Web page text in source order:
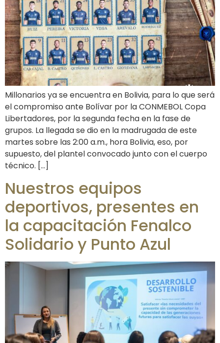
Millonarios ya se encuentra en Bolivia, para lo que será
el compromiso ante Bolívar por la CONMEBOL Copa
Libertadores, por la segunda fecha en la fase de
grupos. La llegada se dio en la madrugada de este
martes sobre las 2:00 a.m., hora Bolivia, eso, por
supuesto, del plantel convocado junto con el cuerpo
técnico. […]
Nuestros equipos
deportivos, presentes en
la capacitación Fenalco
Solidario y Punto Azul